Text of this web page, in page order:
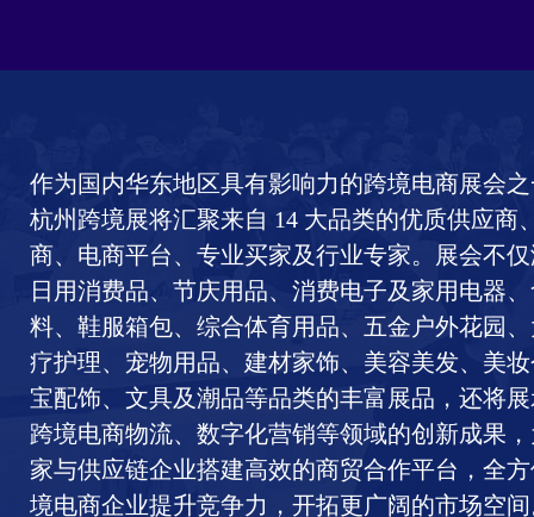
作为国内华东地区具有影响力的跨境电商展会之
杭州跨境展将汇聚来自 14 大品类的优质供应商
商、电商平台、专业买家及行业专家。展会不
日用消费品、节庆用品、消费电子及家用电器
料、鞋服箱包、综合体育用品、五金户外花园
疗护理、宠物用品、建材家饰、美容美发、美
宝配饰、文具及潮品等品类的丰富展品，还将
跨境电商物流、数字化营销等领域的创新成果
家与供应链企业搭建高效的商贸合作平台，全
境电商企业提升竞争力，开拓更广阔的市场空